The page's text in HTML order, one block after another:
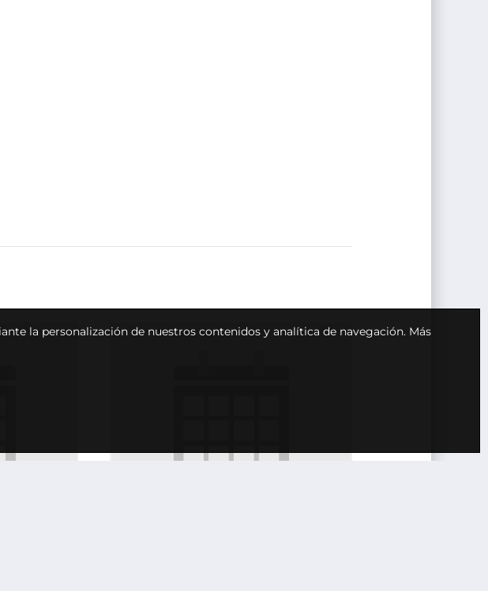
la personalización de nuestros contenidos y analítica de navegación. Más